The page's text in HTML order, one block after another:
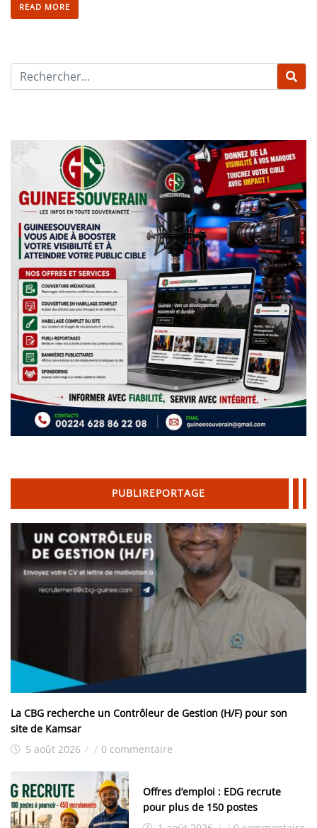
READ MORE
PUBLIREPORTAGE
La CBG recherche un Contrôleur de Gestion (H/F) pour son
site de Kamsar
5 août 2026 / / 0 commentaire
Offres d’emploi : EDG recrute
pour plus de 150 postes